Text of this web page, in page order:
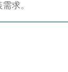
求。